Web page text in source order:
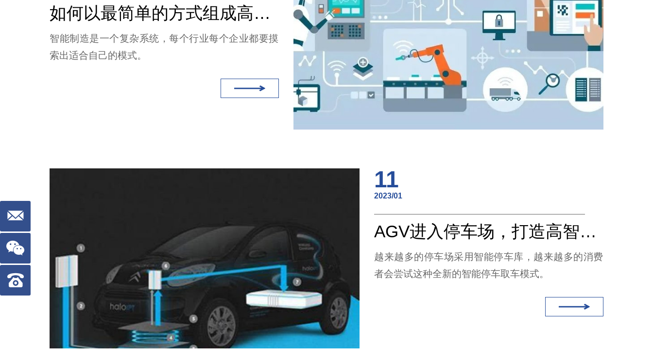
如何以最简单的方式组成高度灵活的生产线（无线充电）
智能制造是一个复杂系统，每个行业每个企业都要摸
索出适合自己的模式。
11
2023/01
AGV进入停车场，打造高智能停车取车模式（无线充电）
越来越多的停车场采用智能停车库，越来越多的消费
者会尝试这种全新的智能停车取车模式。